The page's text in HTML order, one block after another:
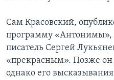
Сам Красовский,
программу «Антонимы»,
писатель Сергей
«прекрасным». Позже он
однако его